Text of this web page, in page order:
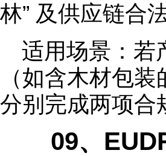
林” 及供应链合
适用场景：若
（如含木材包
分别完成两项合
09、EUDR